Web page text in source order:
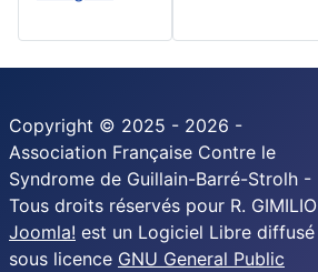
Copyright © 2025 - 2026 -
Association Française Contre le
Syndrome de Guillain-Barré-Strolh -
Tous droits réservés pour R. GIMILIO
Joomla! est un Logiciel Libre diffusé
sous licence GNU General Public